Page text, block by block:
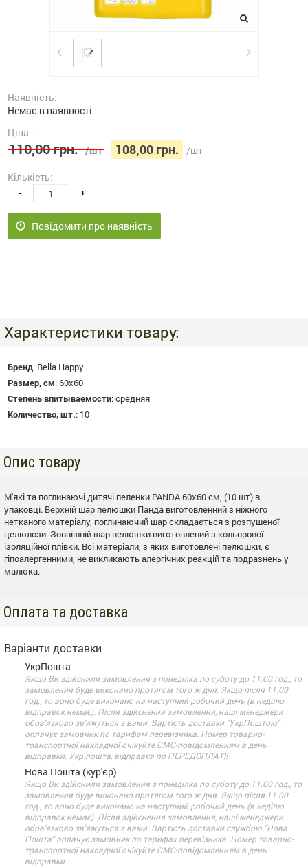
Наявність:
Немає в наявності
Ціна :
110,00 грн. /шт 108,00 грн. /шт
Кількість:
- +
Повідомити про наявність
Характеристики товару:
Бренд: Bella Happy
Размер, см:60х60
Степень впитываемости:средняя
Количество, шт.: 10
Опис товару
М'які та поглинаючі дитячі пеленки PANDA 60x60 см, (10 шт) в
упаковці. Верхній шар пелюшки Панда виготовленний з ніжного
нетканого матеріалу, поглинаючий шар складається з розпушеної
целюлози. Зовнішній шар пелюшки виготовлений з кольорової
ізоляційної плівки. Всі матеріали, з яких виготовлені пелюшки, є
гіпоалергенними, не викликають алергічних реакцій та подразнень у
малюка.
Оплата та доставка
Варіанти доставки
УкрПошта
Якщо Ви здійснили замовлення з понеділка по суботу до 11.00 год., то
замовлення буде виконано протягом того ж дня. Якщо після 11.00
год., то воно буде виконано на наступний робочий день (в неділю
відправок немає). Після здійснення замовлення, наші менеджери
обов'язково зв'яжуться з вами. Вартість доставки "УкрПоштою"
оплачує замовник по тарифам перевізника. Номер товарно-
транспортної накладної очікуйте СМС-повідомленням в день
відправки. Укр.пошта, відправка по ПЕРЕДОПЛАТІ!
Нова Пошта (кур'єр)
Якщо Ви здійснили замовлення з понеділка по суботу до 11.00 год., то
замовлення буде виконано протягом того ж дня. Якщо після 11.00
год., то воно буде виконано на наступний робочий день (в неділю
відправок немає). Після здійснення замовлення, наші менеджери
обов'язково зв'яжуться з вами. Вартість доставки службою "Нова
Пошта" оплачує замовник по тарифах перевізника. Номер товарно-
транспортної накладної очікуйте СМС-повідомленням в день
відправки.